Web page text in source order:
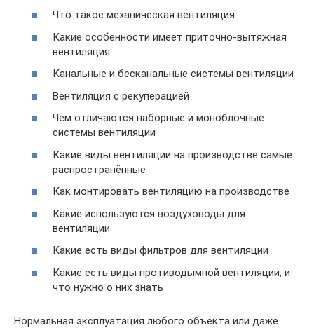
Что такое механическая вентиляция
Какие особенности имеет приточно-вытяжная
вентиляция
Канальные и бесканальные системы вентиляции
Вентиляция с рекуперацией
Чем отличаются наборные и моноблочные
системы вентиляции
Какие виды вентиляции на производстве самые
распространённые
Как монтировать вентиляцию на производстве
Какие используются воздуховоды для
вентиляции
Какие есть виды фильтров для вентиляции
Какие есть виды противодымной вентиляции, и
что нужно о них знать
Нормальная эксплуатация любого объекта или даже